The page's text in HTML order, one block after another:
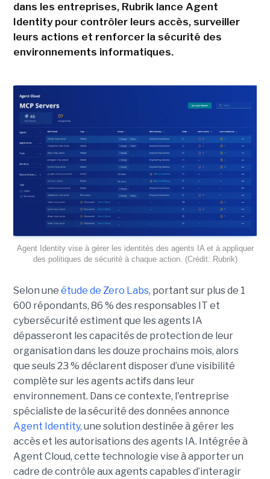
dans les entreprises, Rubrik lance Agent
Identity pour contrôler leurs accès, surveiller
leurs actions et renforcer la sécurité des
environnements informatiques.
Agent Identity vise à gérer les identités des agents IA et à appliquer
des politiques de sécurité à chaque action. (Crédit: Rubrik)
Selon une étude de Zero Labs, portant sur plus de 1
600 répondants, 86 % des responsables IT et
cybersécurité estiment que les agents IA
dépasseront les capacités de protection de leur
organisation dans les douze prochains mois, alors
que seuls 23 % déclarent disposer d’une visibilité
complète sur les agents actifs dans leur
environnement. Dans ce contexte, l'entreprise
spécialiste de la sécurité des données annonce
Agent Identity, une solution destinée à gérer les
accès et les autorisations des agents IA. Intégrée à
Agent Cloud, cette technologie vise à apporter un
cadre de contrôle aux agents capables d’interagir